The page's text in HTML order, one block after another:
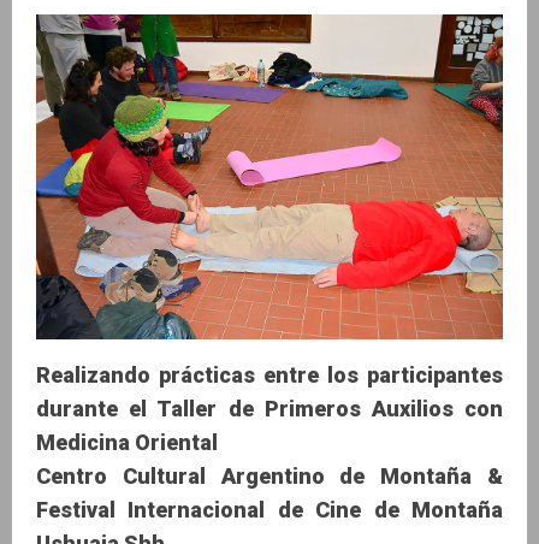
Realizando prácticas entre los participantes
durante el Taller de Primeros Auxilios con
Medicina Oriental
Centro Cultural Argentino de Montaña &
Festival Internacional de Cine de Montaña